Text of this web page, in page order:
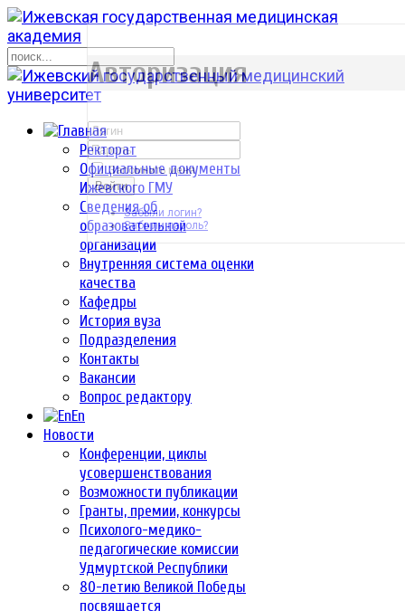
Ректорат
Официальные документы
Ижевского ГМУ
Сведения об
образовательной
организации
Внутренняя система оценки
качества
Кафедры
История вуза
Подразделения
Контакты
Вакансии
Вопрос редактору
En
Новости
Конференции, циклы
усовершенствования
Возможности публикации
Гранты, премии, конкурсы
Психолого-медико-
педагогические комиссии
Удмуртской Республики
80-летию Великой Победы
посвящается
р
Авторизация
Запомнить меня
Войти
Забыли логин?
Забыли пароль?